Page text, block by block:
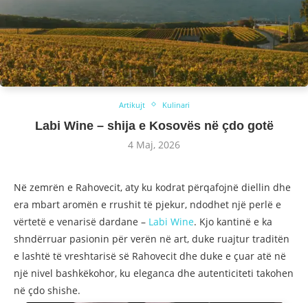
Artikujt Kulinari
Labi Wine – shija e Kosovës në çdo gotë
4 Maj, 2026
Në zemrën e Rahovecit, aty ku kodrat përqafojnë diellin dhe
era mbart aromën e rrushit të pjekur, ndodhet një perlë e
vërtetë e venarisë dardane – Labi Wine. Kjo kantinë e ka
shndërruar pasionin për verën në art, duke ruajtur traditën
e lashtë të vreshtarisë së Rahovecit dhe duke e çuar atë në
një nivel bashkëkohor, ku eleganca dhe autenticiteti takohen
në çdo shishe.